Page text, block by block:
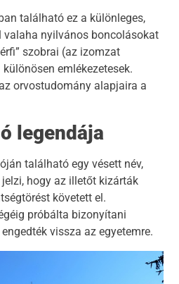
található ez a különleges,
valaha nyilvános boncolásokat
szobrai (az izomzat
emlékezetesek.
orvostudomány alapjaira a
legendája
található egy vésett név,
hogy az illetőt kizárták
követett el.
próbálta bizonyítani
vissza az egyetemre.